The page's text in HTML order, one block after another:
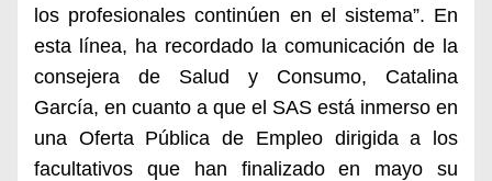
los profesionales continúen en el sistema”. En
esta línea, ha recordado la comunicación de la
consejera de Salud y Consumo, Catalina
García, en cuanto a que el SAS está inmerso en
una Oferta Pública de Empleo dirigida a los
facultativos que han finalizado en mayo su